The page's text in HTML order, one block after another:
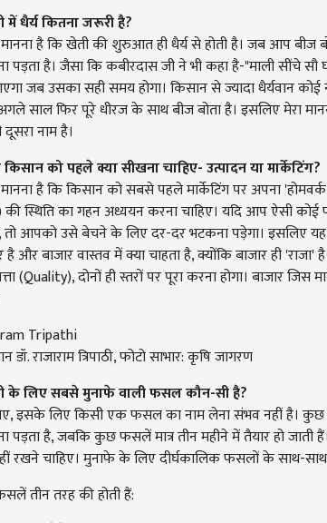
धैर्यकितना जरूरी है?
मानना है कि खेती की शुरुआत ही धैर्य से होती है। जब आप
पड़ता है। जैसा कि कबीरदास जी ने भी कहा है-"माली सींचे
जब उसका सही समय होगा। किसान से ज्यादा धैर्यवान कोई
साल फिर पूरे धीरज के साथ बीज बोता है। इसलिए मेरा
नाम है।
को पहले क्या सीखना चाहिए- उत्पादनया मार्केटिंग?
है कि किसान को सबसे पहले मार्केटिंग पर अपना
स्थिति का गहन अध्ययन करना चाहिए। यदि आप ऐसी
आपको उसे बेचने के लिए दर-दर भटकना पड़ेगा। इसलिए
और बाजार वास्तव में क्या चाहता है, क्योंकि बाजार ही
(Quality), दोनों ही स्तरों पर पूरा करना होगा। बाजार जिस
राजाराम त्रिपाठी, फोटो साभार: कृषि जागरण
के लिए सबसे मुनाफे वालीफसल कौन-सी है?
इसके लिए किसी एक फसल का नाम लेना संभव नहीं है। कुछ
पड़ता है, जबकि कुछ फसलें मात्र तीन महीने में तैयार हो जाती
रखने चाहिए। मुनाफे के लिए दीर्घकालिक फसलों के साथ-
तीन तरह की होती हैं: